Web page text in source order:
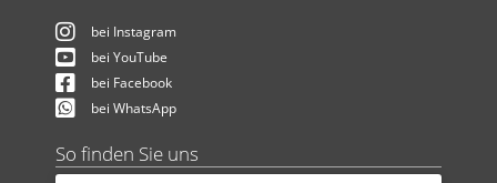
bei Instagram
bei YouTube
bei Facebook
bei WhatsApp
So finden Sie uns